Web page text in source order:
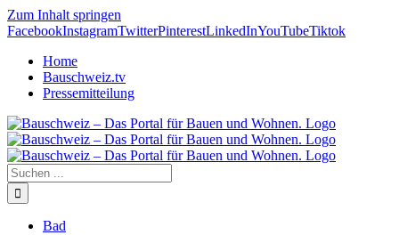
Zum Inhalt springen
FacebookInstagramTwitterPinterestLinkedInYouTubeTiktok
Home
Bauschweiz.tv
Pressemitteilung
Bad